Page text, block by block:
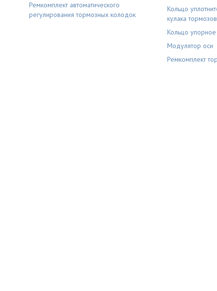
Ремкомплект автоматического
регулирования тормозных колодок
Кольцо
кулака тормозов
Кольцо
Модулятор оси
Ремкомплект